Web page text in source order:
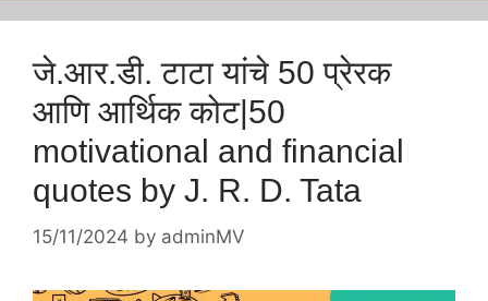
जे.आर.डी. टाटा यांचे 50 प्रेरक
आणि आर्थिक कोट|50
motivational and financial
quotes by J. R. D. Tata
15/11/2024 by adminMV